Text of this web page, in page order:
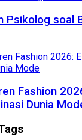
Psikolog soal
Fashion
Dunia